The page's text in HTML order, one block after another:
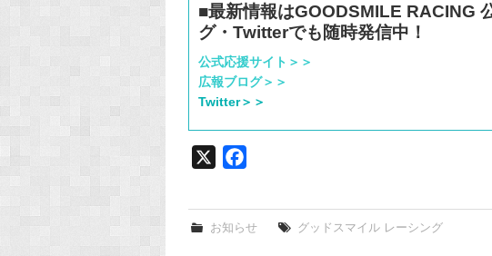
■最新情報はGOODSMILE RACING
グ・Twitterでも随時発信中！
公式応援サイト＞＞
広報ブログ＞＞
Twitter＞＞
e
お知らせ グッドスマイル レーシング